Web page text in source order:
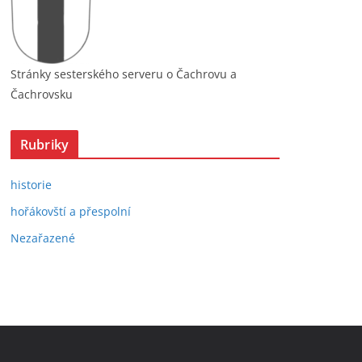
Stránky sesterského serveru o Čachrovu a
Čachrovsku
Rubriky
historie
hořákovští a přespolní
Nezařazené